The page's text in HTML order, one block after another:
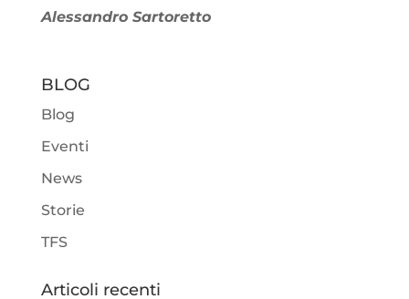
Alessandro Sartoretto
BLOG
Blog
Eventi
News
Storie
TFS
Articoli recenti